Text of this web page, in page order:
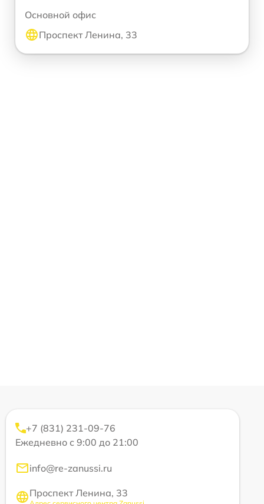
Основной офис
Проспект Ленина, 33
+7 (831) 231-09-76
Ежедневно с 9:00 до 21:00
info@re-zanussi.ru
Проспект Ленина, 33